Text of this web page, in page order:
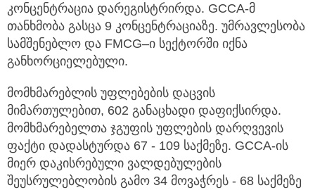
კონცენტრაცია დარეგისტრირდა. GCCA-მ
თანხმობა გასცა 9 კონცენტრაციაზე. უმრავლესობა
სამშენებლო და FMCG–ი სექტორში იქნა
განხორციელებული.
მომხმარებლის უფლებების დაცვის
მიმართულებით, 602 განაცხადი დაფიქსირდა.
მომხმარებელთა ჯგუფის უფლების დარღვევის
ფაქტი დადასტურდა 67 - 109 საქმეზე. GCCA-ის
მიერ დაკისრებული ვალდებულების
შეუსრულებლობის გამო 34 მოვაჭრეს - 68 საქმეზე